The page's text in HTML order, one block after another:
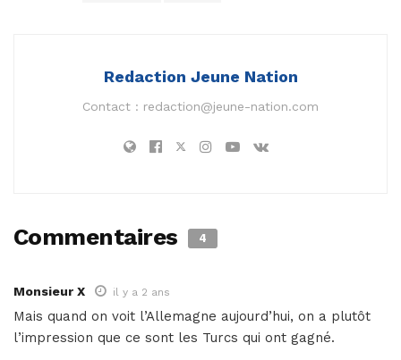
Redaction Jeune Nation
Contact : redaction@jeune-nation.com
Commentaires 4
Monsieur X il y a 2 ans
Mais quand on voit l’Allemagne aujourd’hui, on a plutôt
l’impression que ce sont les Turcs qui ont gagné.